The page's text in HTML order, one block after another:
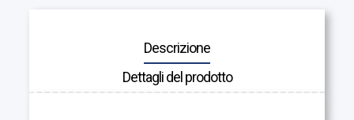
Descrizione
Dettagli del prodotto